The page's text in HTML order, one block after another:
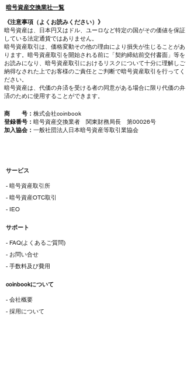
暗号資産交換業社一覧
《注意事項（よくお読みください）》
暗号資産は、日本円又はドル、ユーロなど特定の国がその価値を保証
している法定通貨ではありません。
暗号資産取引は、価格変動その他の理由により損失が生じることがあ
ります。暗号資産取引を開始される前に「契約締結前交付書面」等を
お読みになり、暗号資産取引におけるリスクについて十分に理解しご
納得なされた上でお客様のご責任とご判断で暗号資産取引を行ってく
ださい。
暗号資産は、代価の弁済を受ける者の同意がある場合に限り代価の弁
済のために使用することができます。
商 号： 株式会社coinbook
登録番号： 暗号資産交換業者 関東財務局長 第00026号
加入協会： 一般社団法人日本暗号資産等取引業協会
サービス
- 暗号資産取引所
- 暗号資産OTC取引
- IEO
サポート
- FAQ(よくあるご質問)
- お問い合せ
- 手数料及び費用
coinbookについて
- 会社概要
- 採用について